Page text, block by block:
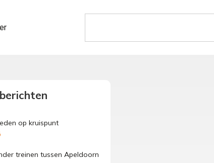
op kruispunt
treinen tussen Apeldoorn